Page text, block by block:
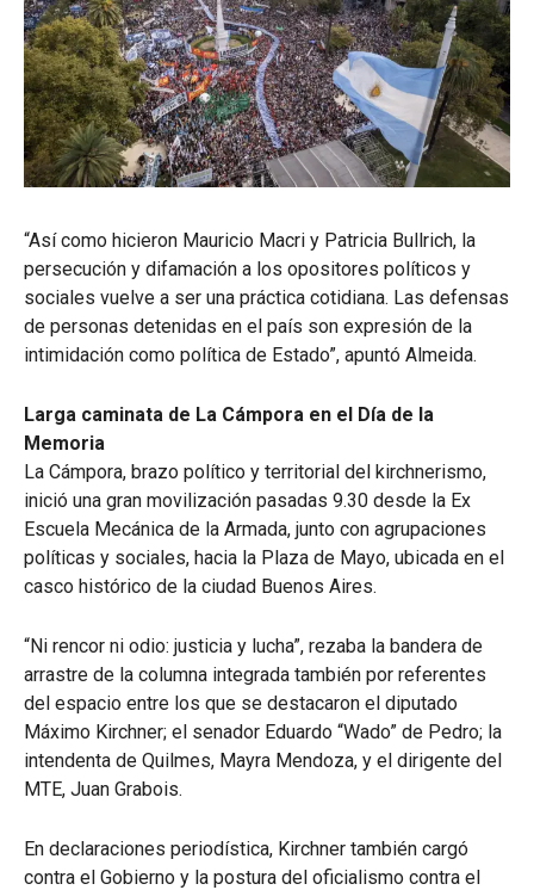
“Así como hicieron Mauricio Macri y Patricia Bullrich, la
persecución y difamación a los opositores políticos y
sociales vuelve a ser una práctica cotidiana. Las defensas
de personas detenidas en el país son expresión de la
intimidación como política de Estado”, apuntó Almeida.
Larga caminata de La Cámpora en el Día de la
Memoria
La Cámpora, brazo político y territorial del kirchnerismo,
inició una gran movilización pasadas 9.30 desde la Ex
Escuela Mecánica de la Armada, junto con agrupaciones
políticas y sociales, hacia la Plaza de Mayo, ubicada en el
casco histórico de la ciudad Buenos Aires.
“Ni rencor ni odio: justicia y lucha”, rezaba la bandera de
arrastre de la columna integrada también por referentes
del espacio entre los que se destacaron el diputado
Máximo Kirchner; el senador Eduardo “Wado” de Pedro; la
intendenta de Quilmes, Mayra Mendoza, y el dirigente del
MTE, Juan Grabois.
En declaraciones periodística, Kirchner también cargó
contra el Gobierno y la postura del oficialismo contra el